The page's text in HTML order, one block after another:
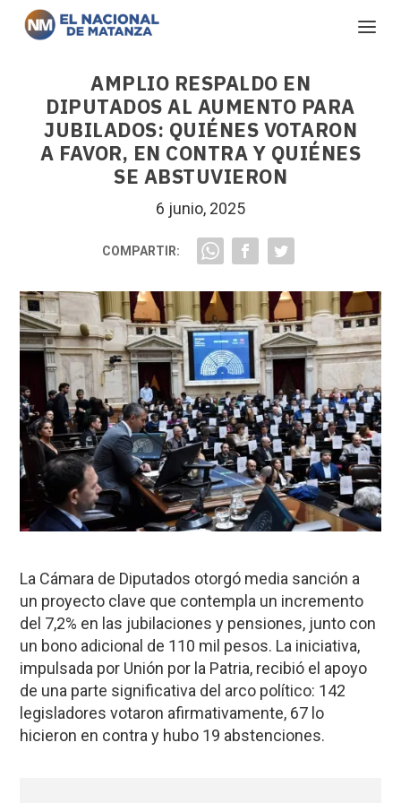
AMPLIO RESPALDO EN
DIPUTADOS AL AUMENTO PARA
JUBILADOS: QUIÉNES VOTARON
A FAVOR, EN CONTRA Y QUIÉNES
SE ABSTUVIERON
6 junio, 2025
COMPARTIR:
La Cámara de Diputados otorgó media sanción a
un proyecto clave que contempla un incremento
del 7,2% en las jubilaciones y pensiones, junto con
un bono adicional de 110 mil pesos. La iniciativa,
impulsada por Unión por la Patria, recibió el apoyo
de una parte significativa del arco político: 142
legisladores votaron afirmativamente, 67 lo
hicieron en contra y hubo 19 abstenciones.